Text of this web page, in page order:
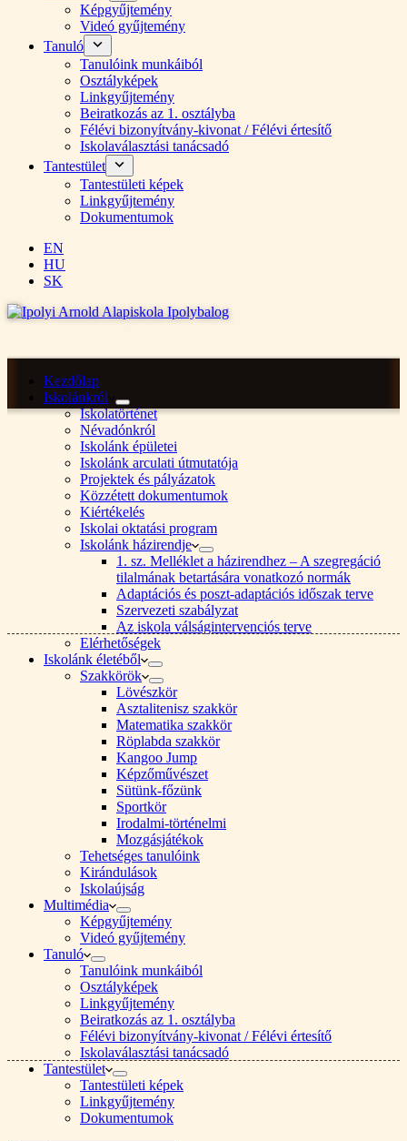
Képgyűjtemény
Videó gyűjtemény
Tanuló
Tanulóink munkáiból
Osztályképek
Linkgyűjtemény
Beiratkozás az 1. osztályba
Félévi bizonyítvány-kivonat / Félévi értesítő
Iskolaválasztási tanácsadó
Tantestület
Tantestületi képek
Linkgyűjtemény
Dokumentumok
EN
HU
SK
Kezdőlap
Iskolánkról
Iskolatörténet
Névadónkról
Iskolánk épületei
Iskolánk arculati útmutatója
Projektek és pályázatok
Közzétett dokumentumok
Kiértékelés
Iskolai oktatási program
Iskolánk házirendje
1. sz. Melléklet a házirendhez – A szegregáció
tilalmának betartására vonatkozó normák
Adaptációs és poszt-adaptációs időszak terve
Szervezeti szabályzat
Az iskola válságintervenciós terve
Elérhetőségek
Iskolánk életéből
Szakkörök
Lövészkör
Asztalitenisz szakkör
Matematika szakkör
Röplabda szakkör
Kangoo Jump
Képzőművészet
Sütünk-főzünk
Sportkör
Irodalmi-történelmi
Mozgásjátékok
Tehetséges tanulóink
Kirándulások
Iskolaújság
Multimédia
Képgyűjtemény
Videó gyűjtemény
Tanuló
Tanulóink munkáiból
Osztályképek
Linkgyűjtemény
Beiratkozás az 1. osztályba
Félévi bizonyítvány-kivonat / Félévi értesítő
Iskolaválasztási tanácsadó
Tantestület
Tantestületi képek
Linkgyűjtemény
Dokumentumok